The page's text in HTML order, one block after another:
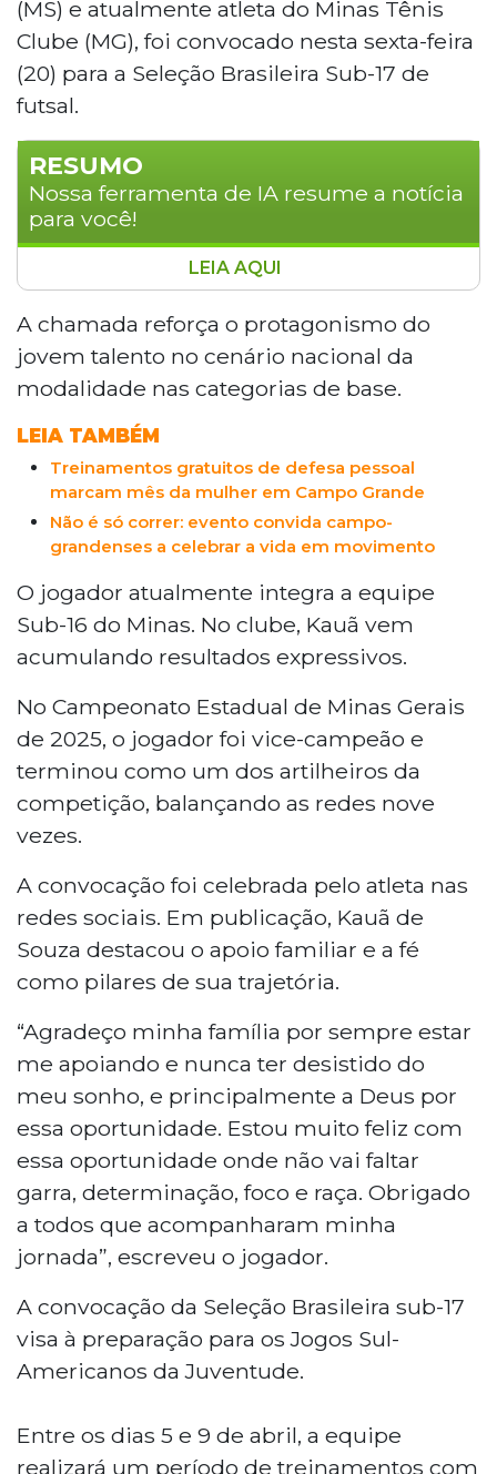
(MS) e atualmente atleta do Minas Tênis
Clube (MG), foi convocado nesta sexta-feira
(20) para a Seleção Brasileira Sub-17 de
futsal.
RESUMO
Nossa ferramenta de IA resume a notícia
para você!
Kauã Souza, jovem atleta de futsal de
Campo Grande (MS), foi convocado para a
Seleção Brasileira Sub-17. Atualmente no
equipe Sub-16 e foi vice-campeão e
artilheiro no Campeonato Estadual de
familiar e fé, conforme destacou em suas
redes sociais. João Marcos Valencio,
técnico da Escolinha Bayern, onde Kauã
iniciou sua carreira, elogia sua técnica e
maturidade. O jogador acumulou títulos
importantes antes de se transferir para
fora do Estado. A convocação reforça o
protagonismo de jovens talentos sul-
LEIA AQUI
A chamada reforça o protagonismo do
jovem talento no cenário nacional da
modalidade nas categorias de base.
LEIA TAMBÉM
Treinamentos gratuitos de defesa pessoal
marcam mês da mulher em Campo Grande
Não é só correr: evento convida campo-
grandenses a celebrar a vida em movimento
O jogador atualmente integra a equipe
Sub-16 do Minas. No clube, Kauã vem
acumulando resultados expressivos.
No Campeonato Estadual de Minas Gerais
de 2025, o jogador foi vice-campeão e
terminou como um dos artilheiros da
competição, balançando as redes nove
vezes.
A convocação foi celebrada pelo atleta nas
redes sociais. Em publicação, Kauã de
Souza destacou o apoio familiar e a fé
como pilares de sua trajetória.
“Agradeço minha família por sempre estar
me apoiando e nunca ter desistido do
meu sonho, e principalmente a Deus por
essa oportunidade. Estou muito feliz com
essa oportunidade onde não vai faltar
garra, determinação, foco e raça. Obrigado
a todos que acompanharam minha
jornada”, escreveu o jogador.
A convocação da Seleção Brasileira sub-17
visa à preparação para os Jogos Sul-
Americanos da Juventude.
Entre os dias 5 e 9 de abril, a equipe
realizará um período de treinamentos com